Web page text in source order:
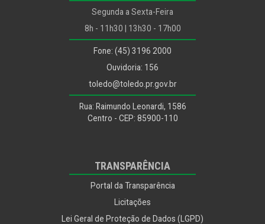
Secretaria da Saúde
Secretaria de Segurança e Trânsito
Segunda a Sexta-Feira
8h - 11h30 | 13h30 - 17h00
Fone: (45) 3196 2000
Ouvidoria: 156
toledo@toledo.pr.gov.br
Rua: Raimundo Leonardi, 1586
Centro - CEP: 85900-110
TRANSPARÊNCIA
Portal da Transparência
Licitações
Lei Geral de Proteção de Dados (LGPD)